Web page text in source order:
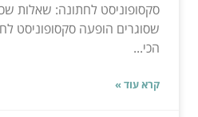
סקסופוניסט לחתונה: שאלות
שסוגרים הופעה סקסופוניסט
הכי...
קרא עוד »